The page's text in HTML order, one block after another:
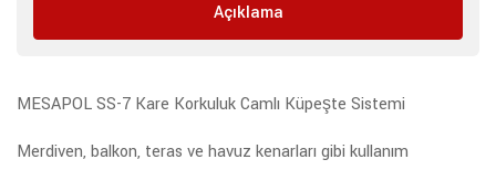
Açıklama
MESAPOL SS-7 Kare Korkuluk Camlı Küpeşte Sistemi
Merdiven, balkon, teras ve havuz kenarları gibi kullanım